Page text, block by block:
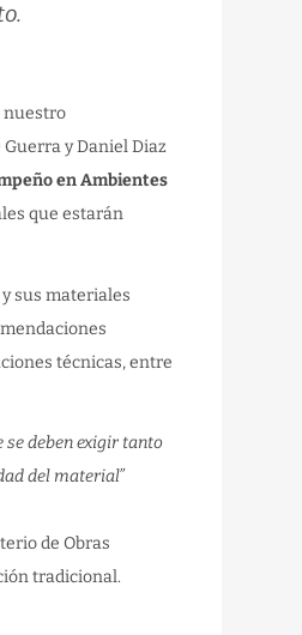
nuestro
Guerra y Daniel Diaz
en Ambientes
que estarán
sus materiales
técnicas, entre
se deben exigir tanto
del material”
de Obras
tradicional.